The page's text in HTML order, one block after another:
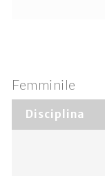
Femminile
Disciplina